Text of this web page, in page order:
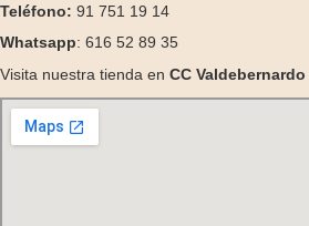
Teléfono: 91 751 19 14
Whatsapp: 616 52 89 35
Visita nuestra tienda en CC Valdebernardo